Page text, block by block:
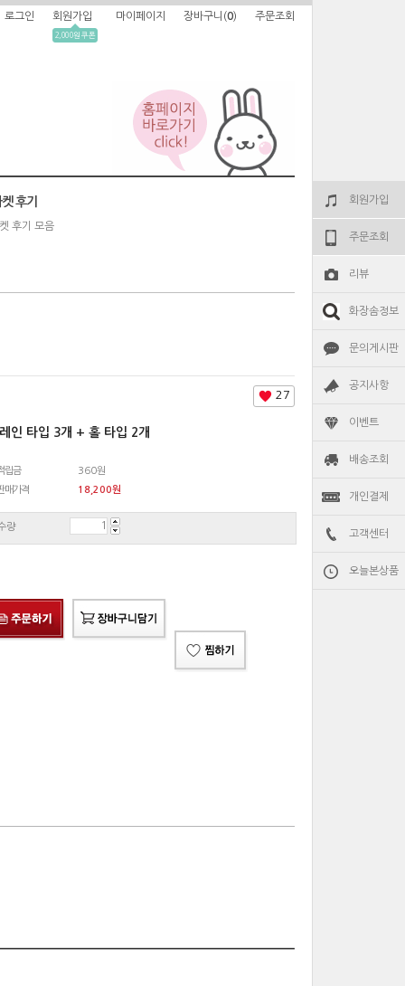
회원가입
주문조회
리뷰
화장솜정보
문의게시판
공지사항
이벤트
배송조회
개인결제
고객센터
오늘본상품
로그인 회원가입
2,000원 쿠폰
마이페이지 장바구니(0) 주문조회
후기
후기 모음
27
인 타입 3개 + 홀 타입 2개
립금
360원
매가격
18,200원
량